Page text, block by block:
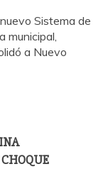
Sistema de
municipal,
a Nuevo